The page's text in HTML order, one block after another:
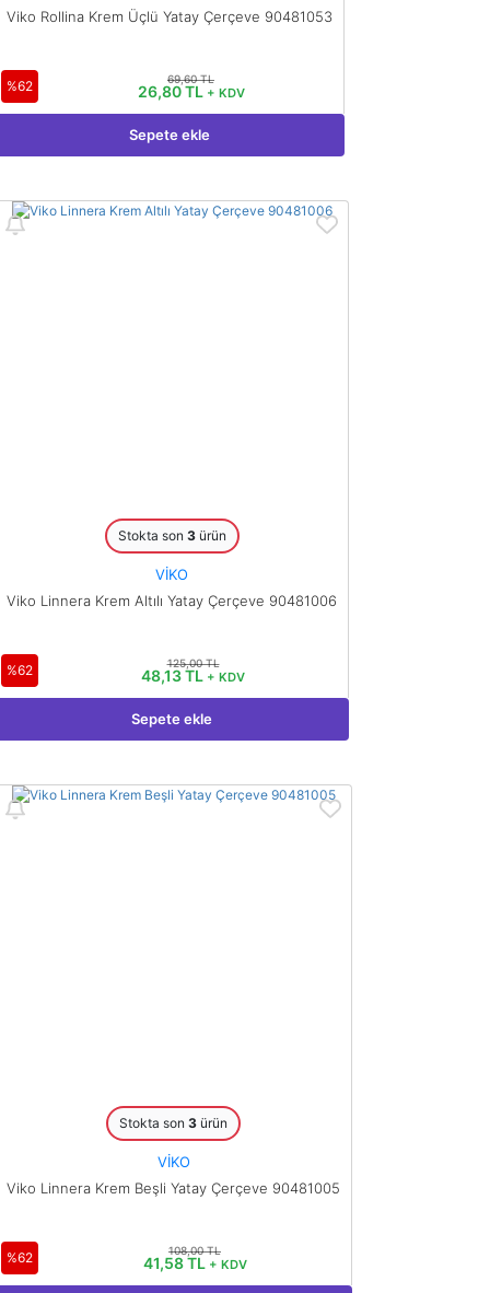
Viko Rollina Krem Üçlü Yatay Çerçeve 90481053
%62 69,60 TL
26,80 TL + KDV
Sepete ekle
Stokta son 3ürün
VİKO
Viko Linnera Krem Altılı Yatay Çerçeve 90481006
%62 125,00 TL
48,13 TL + KDV
Sepete ekle
Stokta son 3 ürün
VİKO
Viko Linnera Krem Beşli Yatay Çerçeve 90481005
%62 108,00 TL
41,58 TL + KDV